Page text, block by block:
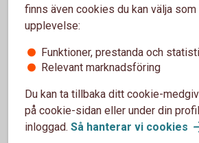
Presentkort är en populär present att
det finns en del saker att tänka på och
Ett vanligt villkor är att du inte får byta
kontanter och att det har en begränsad
koll på hur länge det gäller –
värdelöst om du inte använder det i tid.
värdelöst om företaget byter ägare
finns även cookies du kan välja
upplevelse:
Funktioner, prestanda och
Relevant marknadsföring
Du kan ta tillbaka ditt cookie-
på cookie-sidan eller under din
inloggad. Så hanterar vi cookies